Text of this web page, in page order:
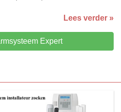
Lees verder »
Expert